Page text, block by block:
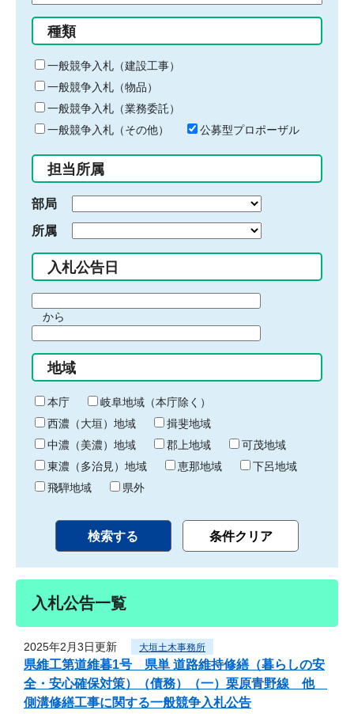
る
キ
ー
ワ
ー
ド
入
力
種類
一般競争入札（建設工事）
一般競争入札（物品）
一般競争入札（業務委託）
一般競争入札（その他）
公募型プロポーザル
担当所属
部局
所属
入札公告日
間
始
り
から
間
終
わ
り
地域
本庁
岐阜地域（本庁除く）
西濃（大垣）地域
揖斐地域
中濃（美濃）地域
郡上地域
可茂地域
東濃（多治見）地域
恵那地域
下呂地域
飛騨地域
県外
入札公告一覧
2025年2月3日更新 大垣土木事務所
県維工第道維暮1号 県単 道路維持修繕（暮らしの安
全・安心確保対策）（債務）（一）栗原青野線 他
側溝修繕工事に関する一般競争入札公告